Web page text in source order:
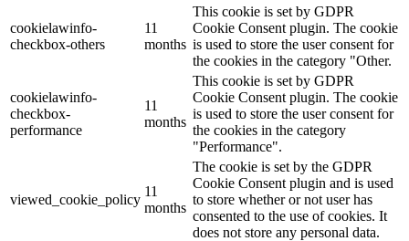
cookielawinfo-
checkbox-others
11
months
This cookie is set by GDPR
Cookie Consent plugin. The cookie
is used to store the user consent for
the cookies in the category "Other.
cookielawinfo-
checkbox-
performance
11
months
This cookie is set by GDPR
Cookie Consent plugin. The cookie
is used to store the user consent for
the cookies in the category
"Performance".
viewed_cookie_policy
11
months
The cookie is set by the GDPR
Cookie Consent plugin and is used
to store whether or not user has
consented to the use of cookies. It
does not store any personal data.